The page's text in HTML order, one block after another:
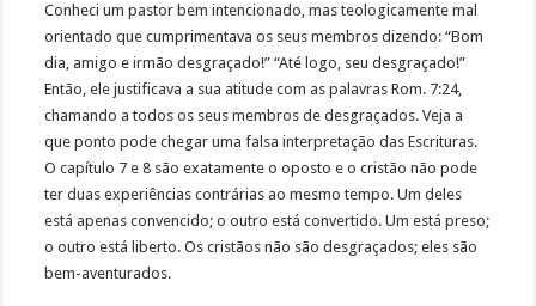
Conheci um pastor bem intencionado, mas teologicamente mal
orientado que cumprimentava os seus membros dizendo: “Bom
dia, amigo e irmão desgraçado!” “Até logo, seu desgraçado!”
Então, ele justificava a sua atitude com as palavras Rom. 7:24,
chamando a todos os seus membros de desgraçados. Veja a
que ponto pode chegar uma falsa interpretação das Escrituras.
O capítulo 7 e 8 são exatamente o oposto e o cristão não pode
ter duas experiências contrárias ao mesmo tempo. Um deles
está apenas convencido; o outro está convertido. Um está preso;
o outro está liberto. Os cristãos não são desgraçados; eles são
bem-aventurados.